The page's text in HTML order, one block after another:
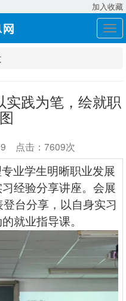
加入收藏
展
开
践为笔，绘就职
点击：7609次
业学生明晰职业发展
经验分享讲座。会展
台分享，以自身实习
就业指导课。